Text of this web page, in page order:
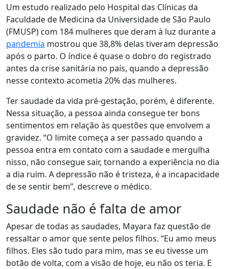
Um estudo realizado pelo Hospital das Clínicas da
Faculdade de Medicina da Universidade de São Paulo
(FMUSP) com 184 mulheres que deram à luz durante a
pandemia mostrou que 38,8% delas tiveram depressão
após o parto. O índice é quase o dobro do registrado
antes da crise sanitária no país, quando a depressão
nesse contexto acometia 20% das mulheres.
Ter saudade da vida pré-gestação, porém, é diferente.
Nessa situação, a pessoa ainda consegue ter bons
sentimentos em relação às questões que envolvem a
gravidez. “O limite começa a ser passado quando a
pessoa entra em contato com a saudade e mergulha
nisso, não consegue sair, tornando a experiência no dia
a dia ruim. A depressão não é tristeza, é a incapacidade
de se sentir bem”, descreve o médico.
Saudade não é falta de amor
Apesar de todas as saudades, Mayara faz questão de
ressaltar o amor que sente pelos filhos. “Eu amo meus
filhos. Eles são tudo para mim, mas se eu tivesse um
botão de volta, com a visão de hoje, eu não os teria. E